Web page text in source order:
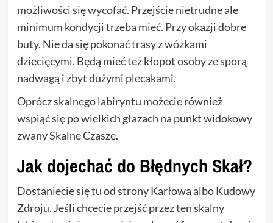
możliwości się wycofać. Przejście nietrudne ale
minimum kondycji trzeba mieć. Przy okazji dobre
buty. Nie da się pokonać trasy z wózkami
dziecięcymi. Będą mieć też kłopot osoby ze sporą
nadwagą i zbyt dużymi plecakami.
Oprócz skalnego labiryntu możecie również
wspiąć się po wielkich głazach na punkt widokowy
zwany Skalne Czasze.
Jak dojechać do Błędnych Skał?
Dostaniecie się tu od strony Karłowa albo Kudowy
Zdroju. Jeśli chcecie przejść przez ten skalny